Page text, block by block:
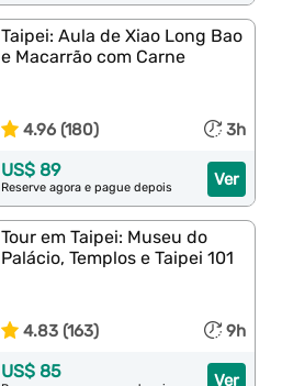
Taipei: Aula de Xiao Long Bao
e Macarrão com Carne
4.96 (180) 3h
Ver
US$ 89
Reserve agora e pague depois
Tour em Taipei: Museu do
Palácio, Templos e Taipei 101
4.83 (163) 9h
Ver
US$ 85